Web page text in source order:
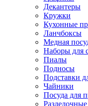
Декантеры
Кружки
Кухонные
Ланчбоксы
Медная
Наборы для
Пиалы
Подносы
Подставки
Чайники
Посуда для